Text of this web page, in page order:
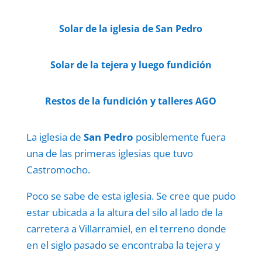
Solar de la iglesia de San Pedro
Solar de la tejera y luego fundición
Restos de la fundición y talleres AGO
La iglesia de San Pedro posiblemente fuera
una de las primeras iglesias que tuvo
Castromocho.
Poco se sabe de esta iglesia. Se cree que pudo
estar ubicada a la altura del silo al lado de la
carretera a Villarramiel, en el terreno donde
en el siglo pasado se encontraba la tejera y